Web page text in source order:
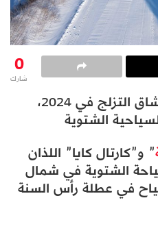
0
شارك
تستعد تركيا لاستقبال عشاق التزلج في 2024،
الشتوية
” و”كارتال كايا” اللذان
الشتوية في شمال
في عطلة رأس السنة